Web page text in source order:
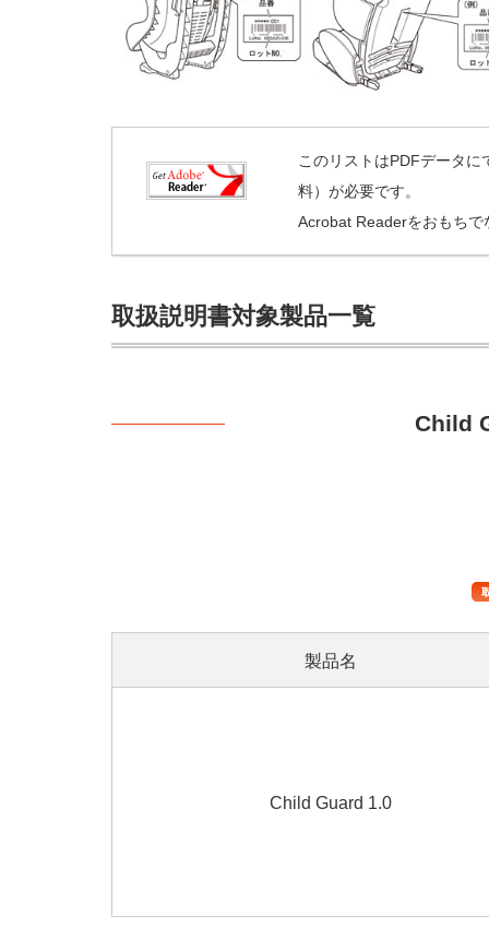
このリストはPDFデータ
料）が必要です。
Acrobat Readerをおもちで
取扱説明書対象製品一覧
Child
製品名
Child Guard 1.0